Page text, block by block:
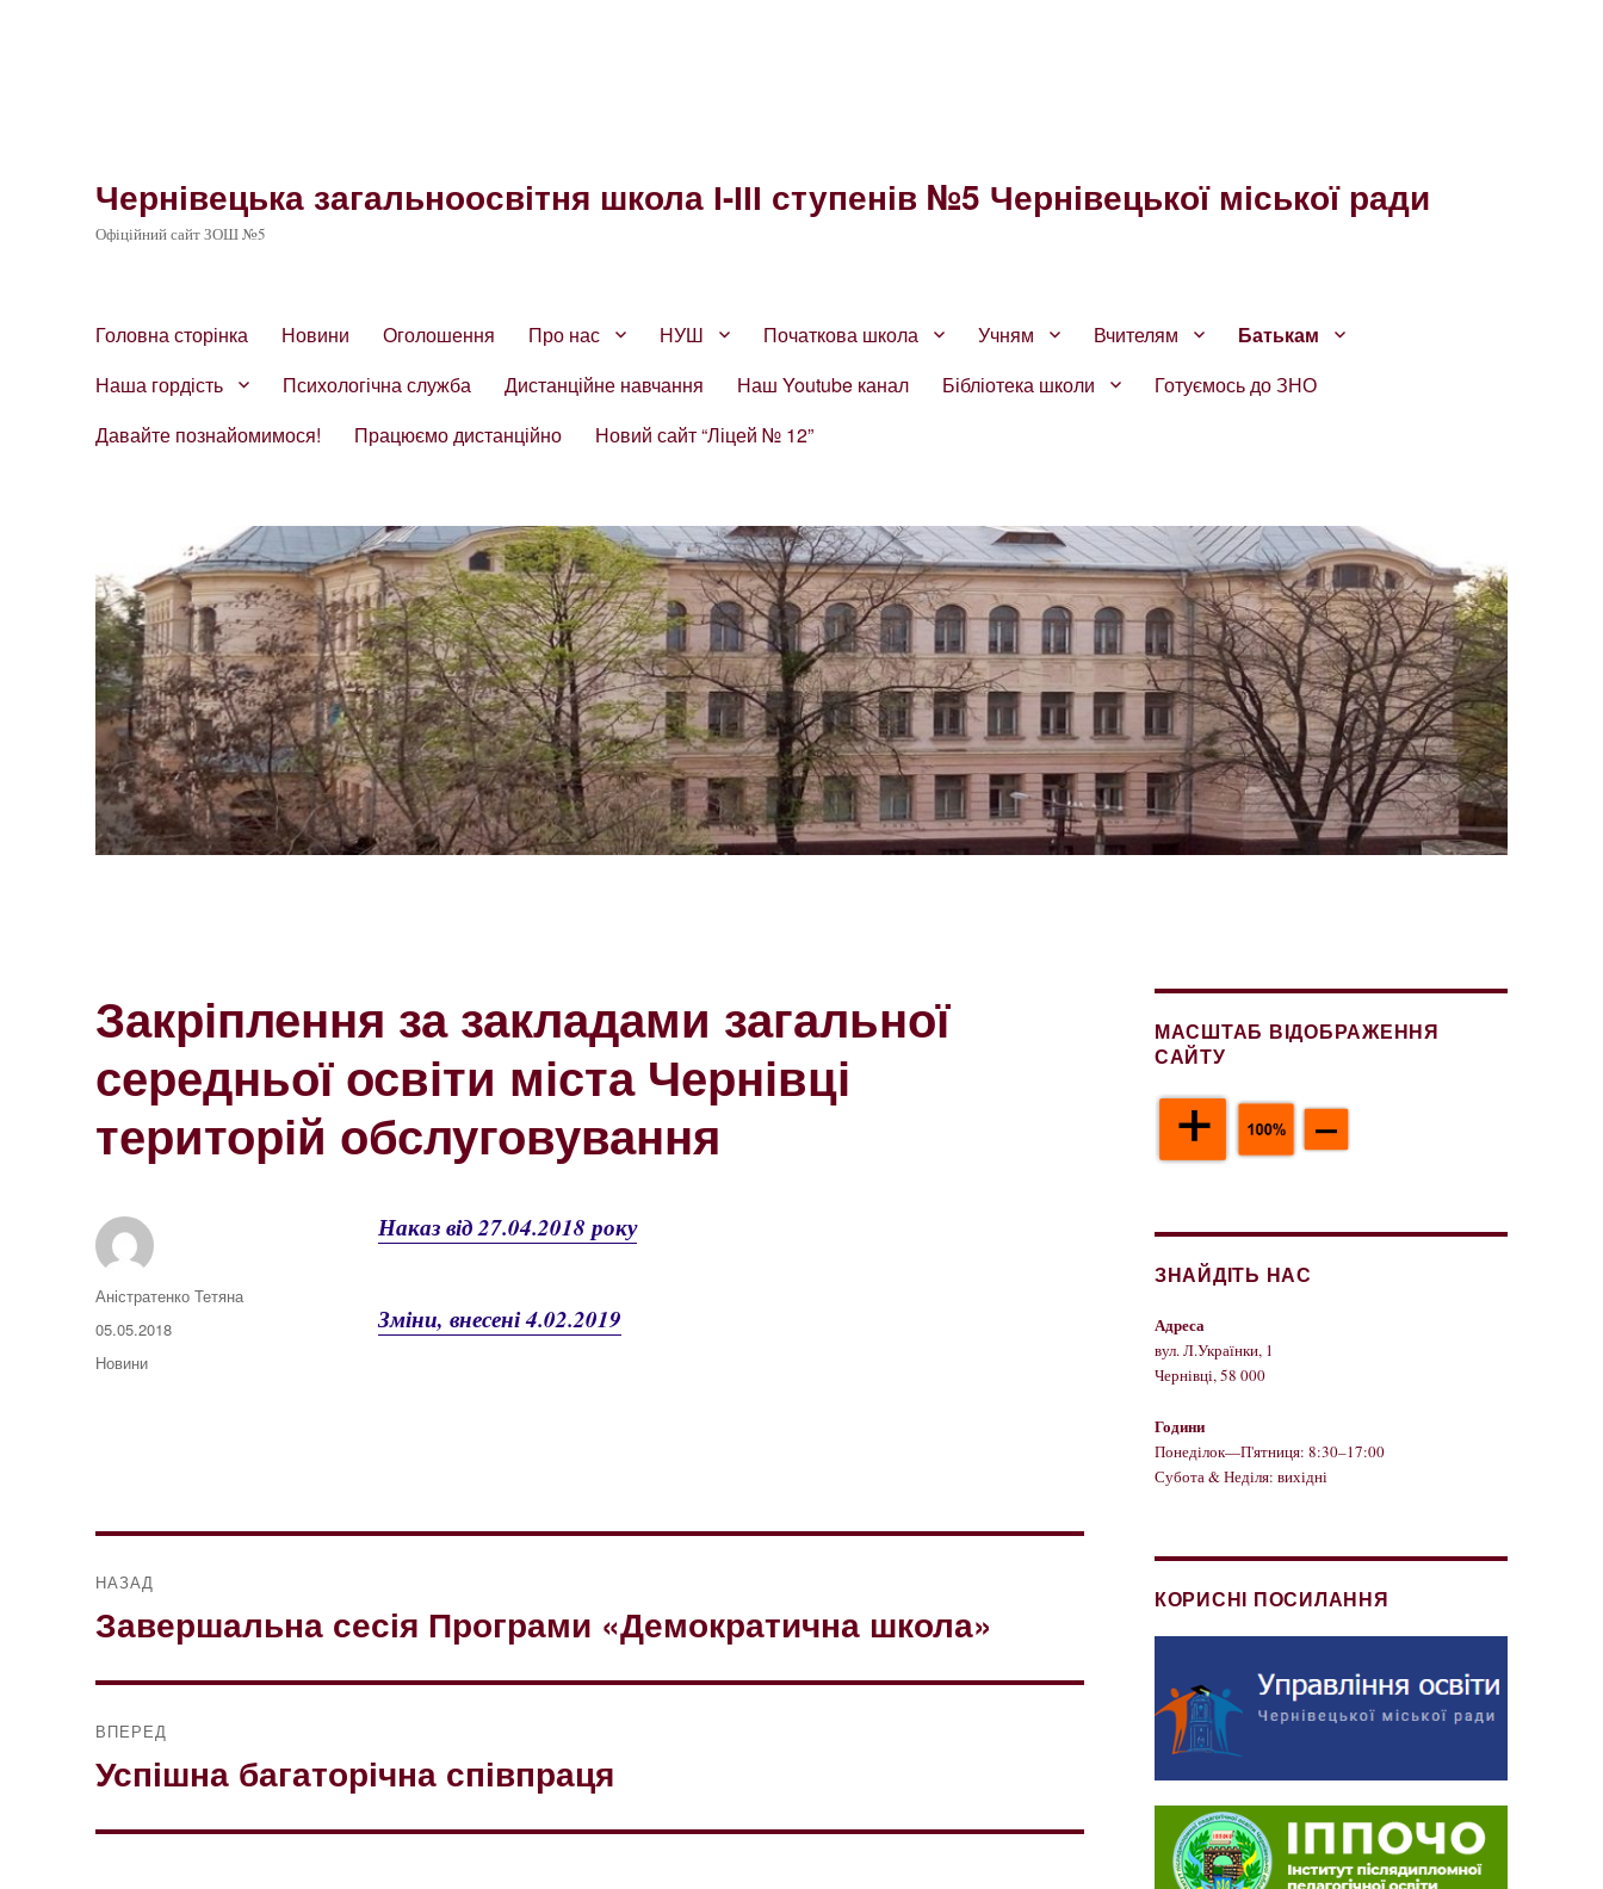
Чернівецька загальноосвітня школа І-ІІІ ступенів №5 Чернівецької міської ради
Офіційний сайт ЗОШ №5
Головна сторінка Новини Оголошення Про нас НУШ Початкова школа Учням Вчителям
Батькам
Наша гордість
Психологічна служба Дистанційне навчання Наш Youtube канал Бібліотека школи
Готуємось до ЗНО
Давайте познайомимося!
Працюємо дистанційно Новий сайт “Ліцей № 12”
Закріплення за закладами загальної
середньої освіти міста Чернівці
територій обслуговування
Наказ від 27.04.2018 року
Зміни, внесені 4.02.2019
Автор
Аністратенко Тетяна
Оприлюднено
05.05.2018
Категорії
Новини
записів
НАЗАД
Попередній
Завершальна сесія Програми «Демократична школа»
ВПЕРЕД
Наступний
Успішна багаторічна співпраця
МАСШТАБ ВІДОБРАЖЕННЯ
САЙТУ
ЗНАЙДІТЬ НАС
Адреса
вул. Л.Українки, 1
Чернівці, 58 000
Години
Понеділок—П'ятниця: 8:30–17:00
Субота & Неділя: вихідні
КОРИСНІ ПОСИЛАННЯ